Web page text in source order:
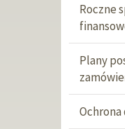
Roczne
Plany